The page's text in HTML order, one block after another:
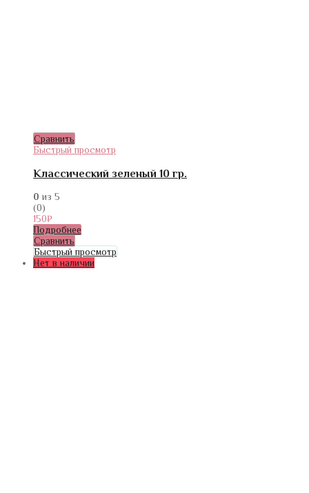
Сравнить
Быстрый просмотр
Классический зеленый 10 гр.
0 из 5
(0)
150₽
Подробнее
Сравнить
Быстрый просмотр
Нет в наличии